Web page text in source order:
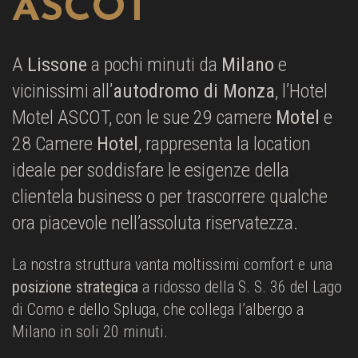
ASCOT
A Lissone a pochi minuti da Milano e
vicinissimi all’autodromo di Monza, l’Hotel
Motel ASCOT, con le sue 29 camere Motel e
28 Camere Hotel, rappresenta la location
ideale per soddisfare le esigenze della
clientela business o per trascorrere qualche
ora piacevole nell’assoluta riservatezza.
La nostra struttura vanta moltissimi comfort e una
posizione strategica a ridosso della S. S. 36 del Lago
di Como e dello Spluga, che collega l’albergo a
Milano in soli 20 minuti.